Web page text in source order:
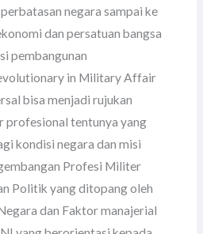
negara sampai ke
dan persatuan bangsa
pembangunan
in Military Affair
bisa menjadi rujukan
profesional tentunya yang
kondisi negara dan misi
Profesi Militer
Politik yang ditopang oleh
dan Faktor manajerial